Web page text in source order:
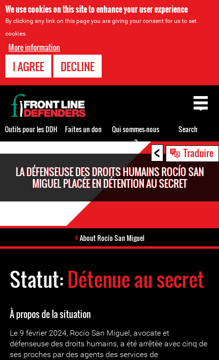
We use cookies on this site to enhance your user experience
By clicking any link on this page you are giving your consent for us to set
cookies.
More information
I AGREE DECLINE
< Traduire
LA DÉFENSEUSE DES DROITS HUMAINS ROCÍO SAN
MIGUEL PLACÉE EN DÉTENTION AU SECRET
About Rocío San Miguel
Statut:Détenue au secret
À propos de la situation
Le 9 février 2024, Rocío San Miguel, avocate et
défenseuse des droits humains, a été arrêtée avec cinq de
ses proches par des agents des services de
Back
to
top
Outils pour les DDH Faites un don
Qui sommes-nous
?
Search